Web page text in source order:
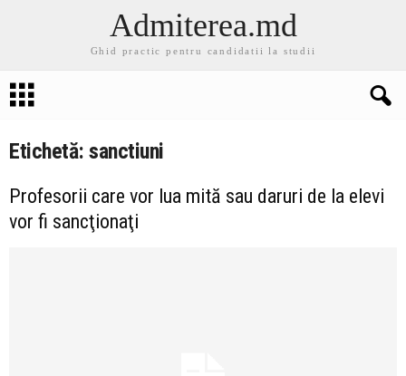
Admiterea.md
Ghid practic pentru candidatii la studii
Etichetă: sanctiuni
Profesorii care vor lua mită sau daruri de la elevi
vor fi sancţionaţi